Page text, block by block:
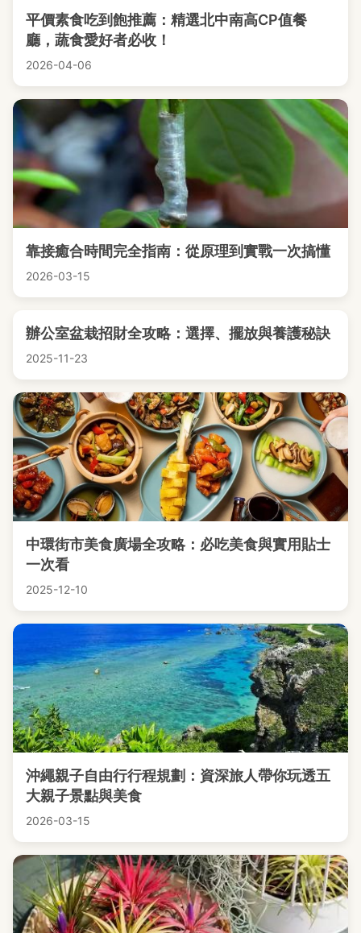
平價素食吃到飽推薦：精選北中南高CP值餐
廳，蔬食愛好者必收！
2026-04-06
靠接癒合時間完全指南：從原理到實戰一次搞懂
2026-03-15
辦公室盆栽招財全攻略：選擇、擺放與養護秘訣
2025-11-23
中環街市美食廣場全攻略：必吃美食與實用貼士
一次看
2025-12-10
沖繩親子自由行行程規劃：資深旅人帶你玩透五
大親子景點與美食
2026-03-15